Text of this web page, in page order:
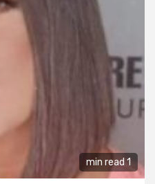
1 min read